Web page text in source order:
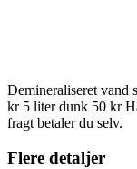
Demineraliseret vand
kr 5 liter dunk 50 kr
fragt betaler du selv.
Flere detaljer